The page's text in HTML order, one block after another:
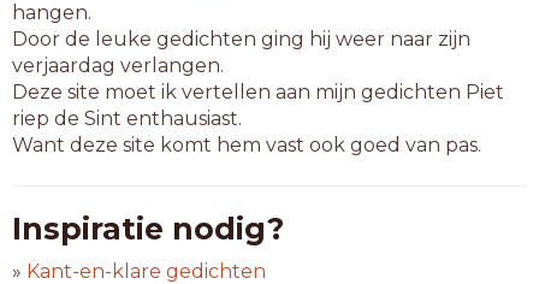
hangen.
Door de leuke gedichten ging hij weer naar zijn
verjaardag verlangen.
Deze site moet ik vertellen aan mijn gedichten Piet
riep de Sint enthausiast.
Want deze site komt hem vast ook goed van pas.
Inspiratie nodig?
» Kant-en-klare gedichten